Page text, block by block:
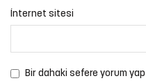
İnternet sitesi
Bir dahaki sefere yorum